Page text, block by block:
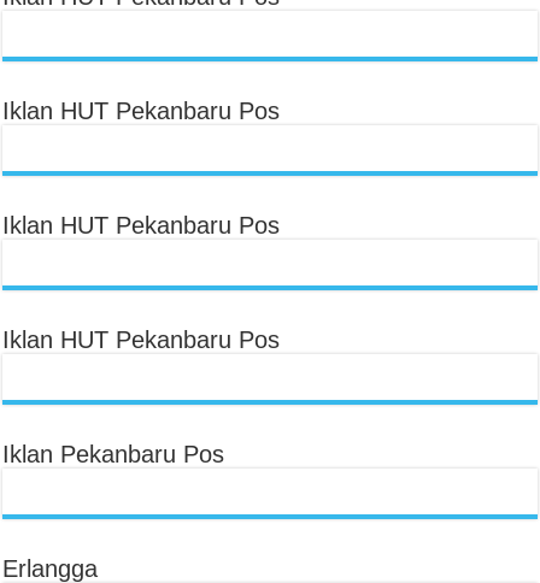
Iklan HUT Pekanbaru Pos
Iklan HUT Pekanbaru Pos
Iklan HUT Pekanbaru Pos
Iklan Pekanbaru Pos
Erlangga